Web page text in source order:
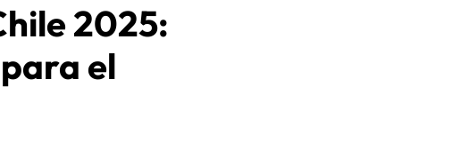
2025:
el